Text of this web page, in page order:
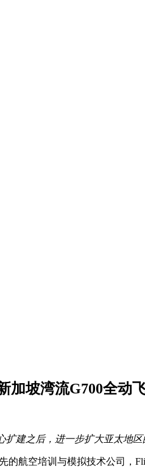
加坡湾流G700全动
扩建之后，进一步扩大亚太地
的航空培训与模拟技术公司，